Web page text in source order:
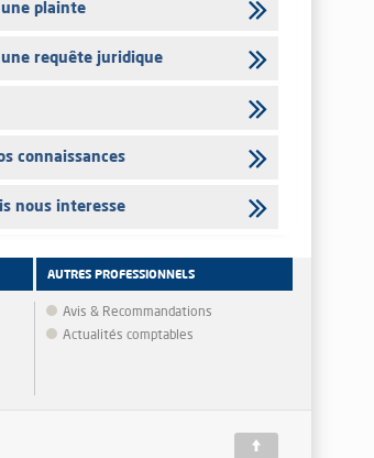
une plainte
une requête juridique
connaissances
nous interesse
AUTRES PROFESSIONNELS
Avis & Recommandations
Actualités comptables